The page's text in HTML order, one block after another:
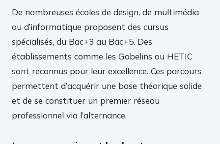
De nombreuses écoles de design, de multimédia
ou d’informatique proposent des cursus
spécialisés, du Bac+3 au Bac+5. Des
établissements comme les Gobelins ou HETIC
sont reconnus pour leur excellence. Ces parcours
permettent d’acquérir une base théorique solide
et de se constituer un premier réseau
professionnel via l’alternance.